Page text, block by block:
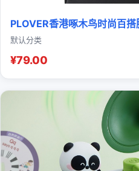
PLOVER香港啄木鸟时尚百
默认分类
¥79.00